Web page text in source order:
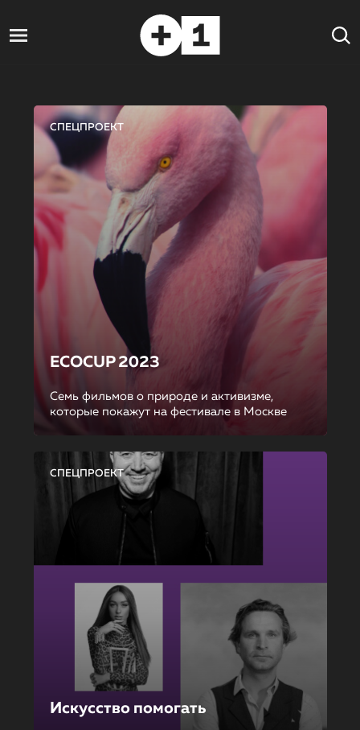
СПЕЦПРОЕКТ
ECOCUP 2023
Семь фильмов о природе и активизме,
которые покажут на фестивале в Москве
СПЕЦПРОЕКТ
Искусство помогать